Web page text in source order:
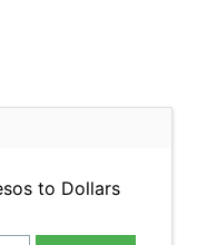
to Dollars